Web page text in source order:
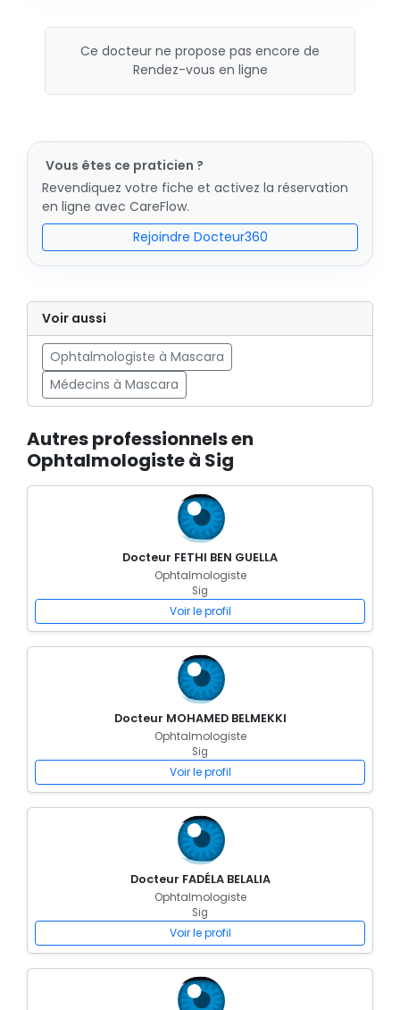
Ce docteur ne propose pas encore de
Rendez-vous en ligne
Vous êtes ce praticien ?
Revendiquez votre fiche et activez la réservation
en ligne avec CareFlow.
Rejoindre Docteur360
Voir aussi
Ophtalmologiste à Mascara
Médecins à Mascara
Autres professionnels en
Ophtalmologiste à Sig
Docteur FETHI BEN GUELLA
Ophtalmologiste
Sig
Voir le profil
Docteur MOHAMED BELMEKKI
Ophtalmologiste
Sig
Voir le profil
Docteur FADÉLA BELALIA
Ophtalmologiste
Sig
Voir le profil